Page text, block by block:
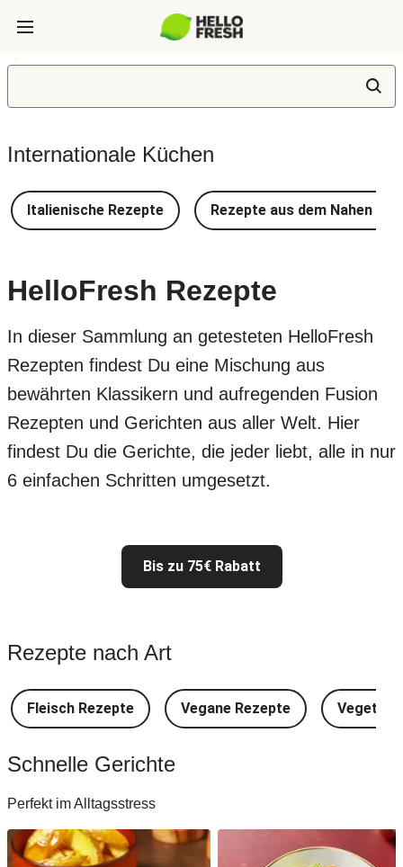
Internationale Küchen
Italienische Rezepte Rezepte aus dem Nahen
HelloFresh Rezepte
In dieser Sammlung an getesteten HelloFresh
Rezepten findest Du eine Mischung aus
bewährten Klassikern und aufregenden Fusion
Rezepten und Gerichten aus aller Welt. Hier
findest Du die Gerichte, die jeder liebt, alle in nur
6 einfachen Schritten umgesetzt.
Bis zu 75€ Rabatt
Rezepte nach Art
Fleisch Rezepte Vegane Rezepte
Schnelle Gerichte
Perfekt im Alltagsstress